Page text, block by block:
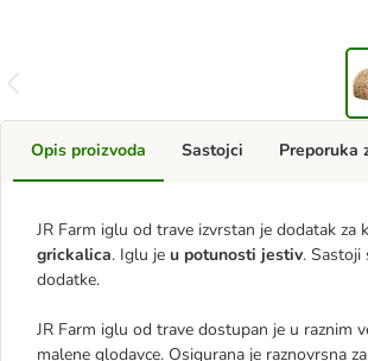
Opis proizvoda
JR Farm iglu od trave izvrstan je dodatak za
grickalica. Iglu je u potunosti jestiv. Sastoji
dodatke.
JR Farm iglu od trave dostupan je u raznim
malene glodavce. Osigurana je raznovrsna
Sastojci Preporuka